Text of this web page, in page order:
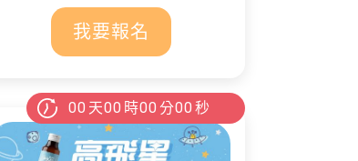
我要報名
00 天00 時00 分00 秒